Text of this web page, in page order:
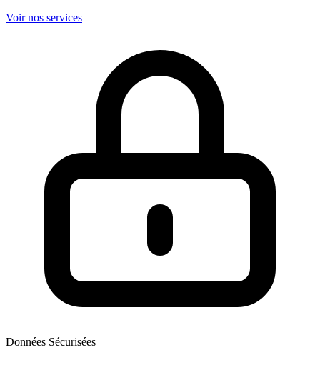
Voir nos services
Données Sécurisées